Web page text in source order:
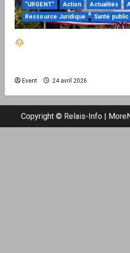
"URGENT" Action Actualités
Ressource Juridique
Santé public
Event 24 avril 2026
Copyright © Relais-Info |